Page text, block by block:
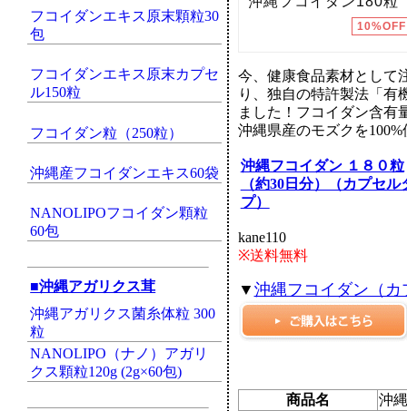
フコイダンエキス原末顆粒30
包
フコイダンエキス原末カプセ
ル150粒
フコイダン粒（250粒）
沖縄産フコイダンエキス60袋
NANOLIPOフコイダン顆粒
60包
■沖縄アガリクス茸
沖縄アガリクス菌糸体粒 300
粒
NANOLIPO（ナノ）アガリ
クス顆粒120g (2g×60包)
今、健康食品素材として
り、独自の特許製法「有
ました！フコイダン含有
沖縄県産のモズクを
沖縄フコイダン １８０粒
（約30日分）（カプセル
プ）
kane110
※送料無料
▼ 沖縄フコイダン（カ
商品名
沖